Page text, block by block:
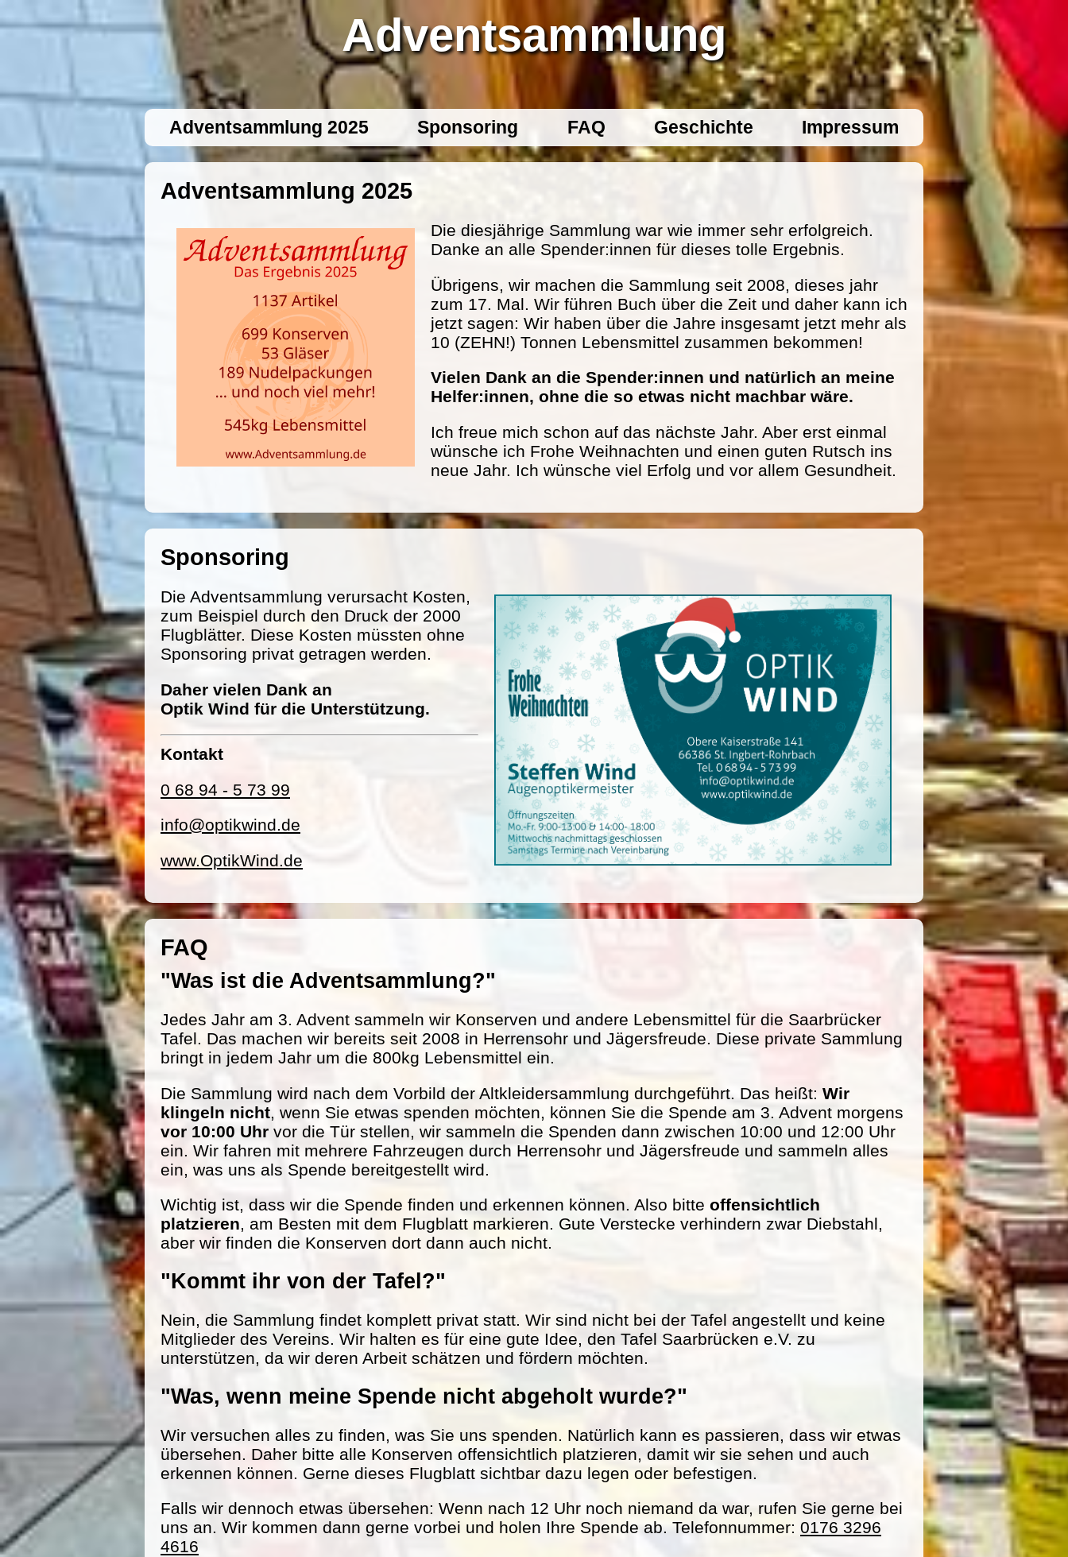
Adventsammlung
Adventsammlung 2025 Sponsoring FAQ Geschichte Impressum
Adventsammlung 2025
Die diesjährige Sammlung war wie immer sehr erfolgreich.
Danke an alle Spender:innen für dieses tolle Ergebnis.
Übrigens, wir machen die Sammlung seit 2008, dieses jahr
zum 17. Mal. Wir führen Buch über die Zeit und daher kann ich
jetzt sagen: Wir haben über die Jahre insgesamt jetzt mehr als
10 (ZEHN!) Tonnen Lebensmittel zusammen bekommen!
Vielen Dank an die Spender:innen und natürlich an meine
Helfer:innen, ohne die so etwas nicht machbar wäre.
Ich freue mich schon auf das nächste Jahr. Aber erst einmal
wünsche ich Frohe Weihnachten und einen guten Rutsch ins
neue Jahr. Ich wünsche viel Erfolg und vor allem Gesundheit.
Sponsoring
Die Adventsammlung verursacht Kosten,
zum Beispiel durch den Druck der 2000
Flugblätter. Diese Kosten müssten ohne
Sponsoring privat getragen werden.
Daher vielen Dank an
Optik Wind für die Unterstützung.
Kontakt
0 68 94 - 5 73 99
info@optikwind.de
www.OptikWind.de
FAQ
"Was ist die Adventsammlung?"
Jedes Jahr am 3. Advent sammeln wir Konserven und andere Lebensmittel für die Saarbrücker
Tafel. Das machen wir bereits seit 2008 in Herrensohr und Jägersfreude. Diese private Sammlung
bringt in jedem Jahr um die 800kg Lebensmittel ein.
Die Sammlung wird nach dem Vorbild der Altkleidersammlung durchgeführt. Das heißt: Wir
klingeln nicht , wenn Sie etwas spenden möchten, können Sie die Spende am 3. Advent morgens
vor 10:00 Uhr vor die Tür stellen, wir sammeln die Spenden dann zwischen 10:00 und 12:00 Uhr
ein. Wir fahren mit mehrere Fahrzeugen durch Herrensohr und Jägersfreude und sammeln alles
ein, was uns als Spende bereitgestellt wird.
Wichtig ist, dass wir die Spende finden und erkennen können. Also bitte offensichtlich
platzieren, am Besten mit dem Flugblatt markieren. Gute Verstecke verhindern zwar Diebstahl,
aber wir finden die Konserven dort dann auch nicht.
"Kommt ihr von der Tafel?"
Nein, die Sammlung findet komplett privat statt. Wir sind nicht bei der Tafel angestellt und keine
Mitglieder des Vereins. Wir halten es für eine gute Idee, den Tafel Saarbrücken e.V. zu
unterstützen, da wir deren Arbeit schätzen und fördern möchten.
"Was, wenn meine Spende nicht abgeholt wurde?"
Wir versuchen alles zu finden, was Sie uns spenden. Natürlich kann es passieren, dass wir etwas
übersehen. Daher bitte alle Konserven offensichtlich platzieren, damit wir sie sehen und auch
erkennen können. Gerne dieses Flugblatt sichtbar dazu legen oder befestigen.
Falls wir dennoch etwas übersehen: Wenn nach 12 Uhr noch niemand da war, rufen Sie gerne bei
uns an. Wir kommen dann gerne vorbei und holen Ihre Spende ab. Telefonnummer: 0176 3296
4616